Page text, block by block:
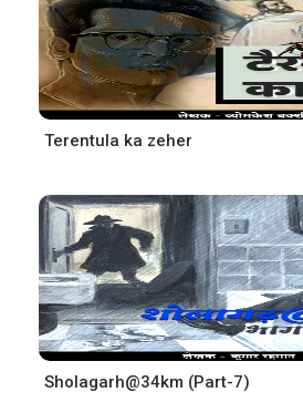
Terentula ka zeher
Sholagarh@34km (Part-7)